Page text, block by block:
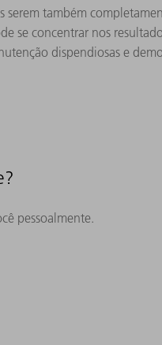
serem também
se concentrar nos
dispendiosas e
pessoalmente.